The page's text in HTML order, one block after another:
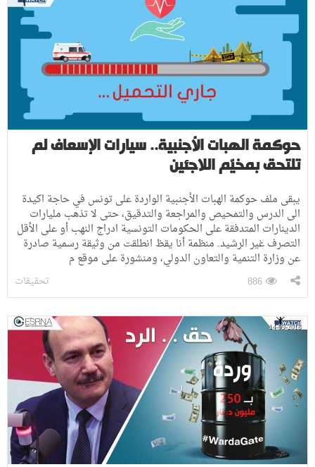
حوكمة الهبات الأجنبية.. سيارات الإسعاف لم
تلتحق بمخيّم اللاجئين
يبقى ملف حوكمة الهبات الأجنبية الواردة على تونس في حاجة اكيدة
الى الدرس والتمحيص والمراجعة والتدقيق، حتى لا تذهب مليارات
الدينارات المتدفقة على الحكومات التونسية ادراج النهب أو على الأقل
التصرف غير الرشيد. منظمة أنا يقظ انطلقت من وثيقة رسمية صادرة
عن وزارة التنمية والتعاون الدولي، ومنشورة على موقع م
تحقيقات 886
14-09-2018